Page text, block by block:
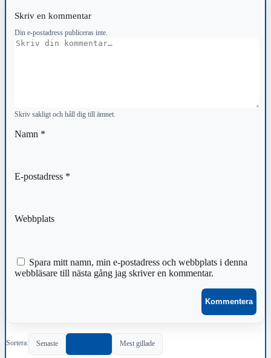
Skriv en kommentar
Din e-postadress publiceras inte.
Kommentar
Skriv sakligt och håll dig till ämnet.
Namn *
E-postadress *
Webbplats
Spara mitt namn, min e-postadress och webbplats i denna
webbläsare till nästa gång jag skriver en kommentar.
Sortera: Senaste Mest gillade